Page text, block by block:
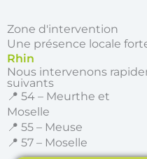
Zone d'intervention
Une présence locale
Rhin
Nous intervenons
suivants
📍 54 – Meurthe et
Moselle
📍 55 – Meuse
📍 57 – Moselle